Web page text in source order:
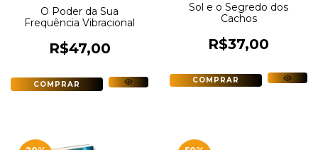
O Poder da Sua
Frequência Vibracional
R$47,00
Sol e o Segredo dos
Cachos
R$37,00